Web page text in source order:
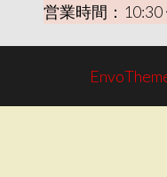
営業時間：